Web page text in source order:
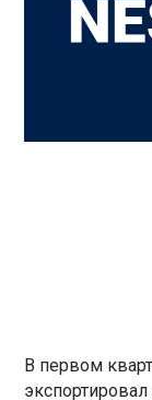
В первом